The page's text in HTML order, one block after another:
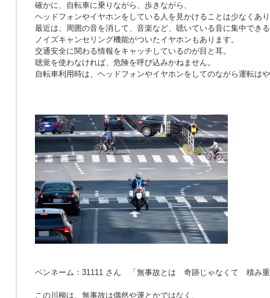
確かに、自転車に乗りながら、歩きながら、
ヘッドフォンやイヤホンをしている人を見かけることは少なくあ
最近は、周囲の音を消して、音楽など、聴いている音に集中できる
ノイズキャンセリング機能がついたイヤホンもあります。
交通安全に関わる情報をキャッチしているのが目と耳。
聴覚を使わなければ、危険を呼び込みかねません。
自転車利用時は、ヘッドフォンやイヤホンをしてのながら運転は
ペンネーム：31111 さん 「無事故とは 奇跡じゃなくて 積み
この川柳は、無事故は偶然や運とかではなく、